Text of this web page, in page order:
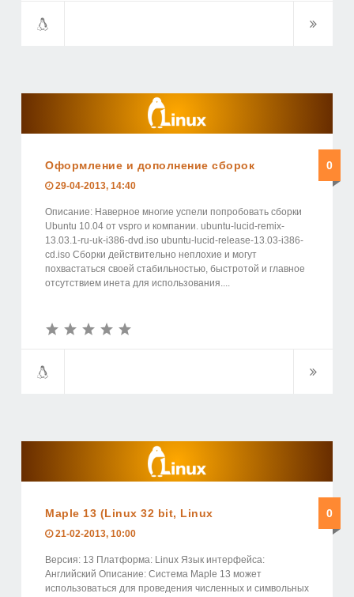
Оформление и дополнение сборок 0
29-04-2013, 14:40
Описание: Наверное многие успели попробовать сборки
Ubuntu 10.04 от vspro и компании. ubuntu-lucid-remix-
13.03.1-ru-uk-i386-dvd.iso ubuntu-lucid-release-13.03-i386-
cd.iso Сборки действительно неплохие и могут
похвастаться своей стабильностью, быстротой и главное
отсутствием инета для использования....
Maple 13 (Linux 32 bit, Linux 0
21-02-2013, 10:00
Версия: 13 Платформа: Linux Язык интерфейса:
Английский Описание: Система Maple 13 может
использоваться для проведения численных и символьных